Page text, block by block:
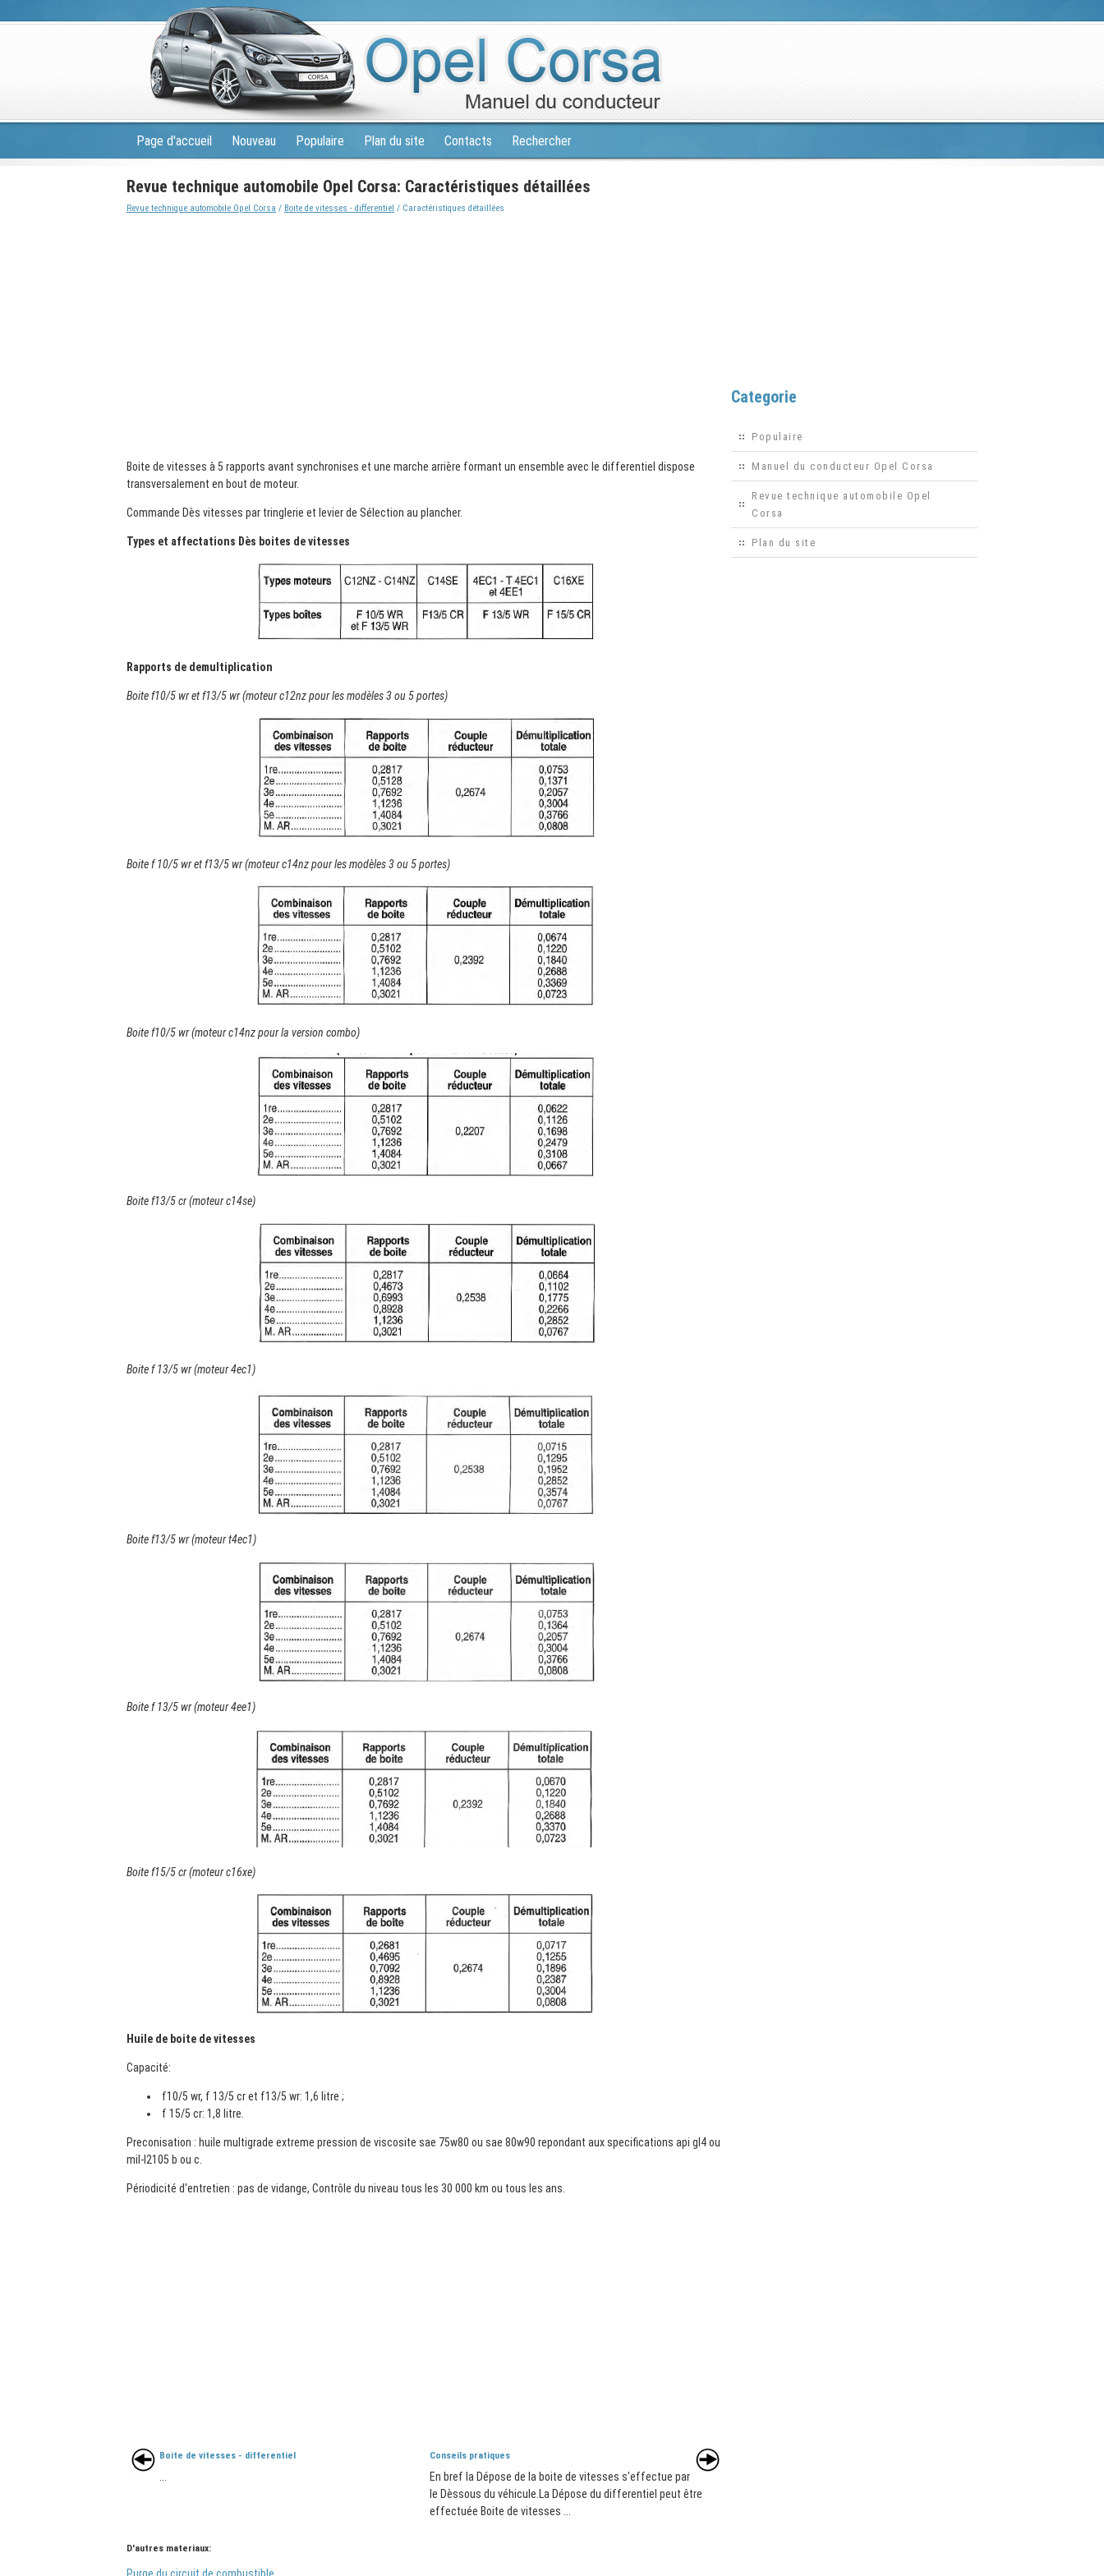
Page d'accueil Nouveau Populaire Plan du site Contacts Rechercher
Revue technique automobile Opel Corsa: Caractéristiques détaillées
Revue technique automobile Opel Corsa / Boite de vitesses - differentiel / Caractéristiques détaillées
Boite de vitesses à 5 rapports avant synchronises et une marche arrière formant un ensemble avec le differentiel dispose
transversalement en bout de moteur.
Commande Dès vitesses par tringlerie et levier de Sélection au plancher.
Types et affectations Dès boites de vitesses
Rapports de demultiplication
Boite f10/5 wr et f13/5 wr (moteur c12nz pour les modèles 3 ou 5 portes)
Boite f 10/5 wr et f13/5 wr (moteur c14nz pour les modèles 3 ou 5 portes)
Boite f10/5 wr (moteur c14nz pour la version combo)
Boite f13/5 cr (moteur c14se)
Boite f 13/5 wr (moteur 4ec1)
Boite f13/5 wr (moteur t4ec1)
Boite f 13/5 wr (moteur 4ee1)
Boite f15/5 cr (moteur c16xe)
Huile de boite de vitesses
Capacité:
f10/5 wr, f 13/5 cr et f13/5 wr: 1,6 litre ;
f 15/5 cr: 1,8 litre.
Preconisation : huile multigrade extreme pression de viscosite sae 75w80 ou sae 80w90 repondant aux specifications api gl4 ou
mil-l2105 b ou c.
Périodicité d'entretien : pas de vidange, Contrôle du niveau tous les 30 000 km ou tous les ans.
Boite de vitesses - differentiel Conseils pratiques
En bref la Dépose de la boite de vitesses s'effectue par
le Dèssous du véhicule.La Dépose du differentiel peut être
effectuée Boite de vitesses ...
D'autres materiaux:
Categorie
Populaire
Manuel du conducteur Opel Corsa
Revue technique automobile Opel
Corsa
Plan du site